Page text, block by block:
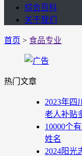
综合百科
关于我们
首页 > 食品专业
热门文章
2023年四
老人补贴
10000个
姓名
2024阳光